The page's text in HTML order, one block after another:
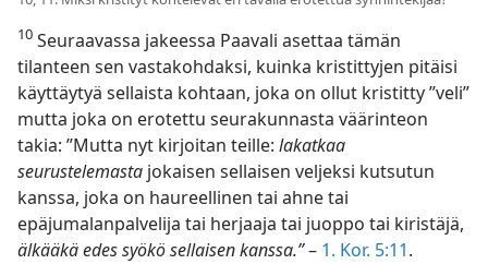
10 Seuraavassa jakeessa Paavali asettaa tämän
tilanteen sen vastakohdaksi, kuinka kristittyjen pitäisi
käyttäytyä sellaista kohtaan, joka on ollut kristitty ”veli”
mutta joka on erotettu seurakunnasta väärinteon
takia: ”Mutta nyt kirjoitan teille: lakatkaa
seurustelemasta jokaisen sellaisen veljeksi kutsutun
kanssa, joka on haureellinen tai ahne tai
epäjumalanpalvelija tai herjaaja tai juoppo tai kiristäjä,
älkääkä edes syökö sellaisen kanssa.”– 1. Kor. 5:11.